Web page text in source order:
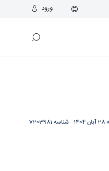
ورود
7203981شناسه: